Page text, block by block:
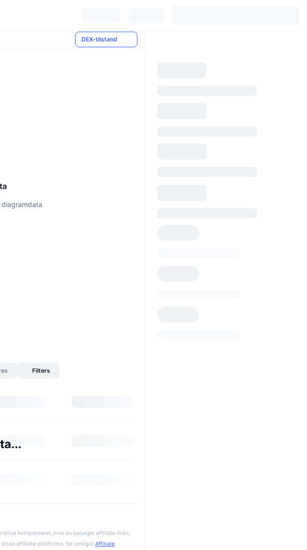
DEX-tilstand
Filters
blive kompenseret, hvis du besøger affiliate-links,
affiliate-platforme. Se venligst Affiliate